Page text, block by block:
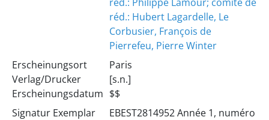
réd.: Hubert Lagardelle, Le
Corbusier, François de
Pierrefeu, Pierre Winter
Erscheinungsort
Verlag/Drucker
Erscheinungsdatum
Paris
[s.n.]
$$
Signatur Exemplar
EBEST2814952 Année 1, numéro